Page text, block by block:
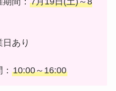
あり
：10:00～16:00